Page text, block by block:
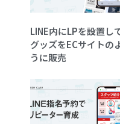
LINE内にLPを設置して
グッズをECサイトの
うに販売